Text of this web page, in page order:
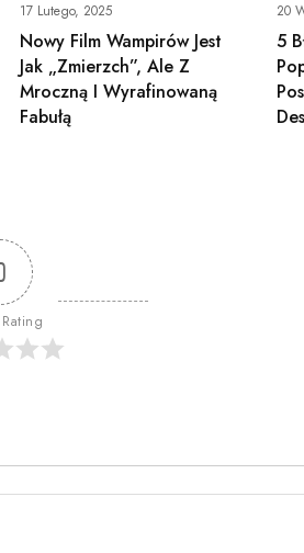
17 Lutego, 2025
Nowy Film Wampirów Jest
Jak „Zmierzch”, Ale Z
Mroczną I Wyrafinowaną
Fabułą
20
5